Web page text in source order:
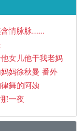
含情脉脉……
女儿他干我老妈
徐秋曼 番外之 淫靡探亲假
舞的阿姨
一夜